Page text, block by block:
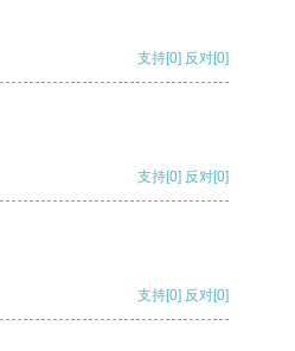
支持[0] 反对[0]
支持[0] 反对[0]
支持[0] 反对[0]